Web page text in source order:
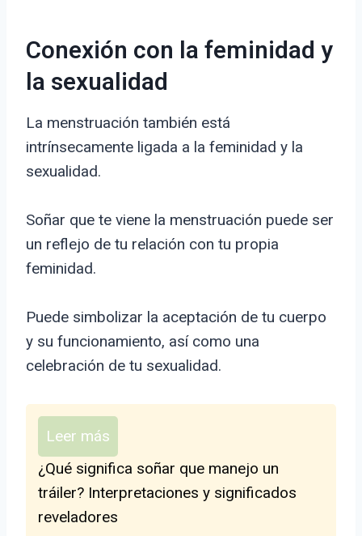
Conexión con la feminidad y
la sexualidad
La menstruación también está
intrínsecamente ligada a la feminidad y la
sexualidad.
Soñar que te viene la menstruación puede ser
un reflejo de tu relación con tu propia
feminidad.
Puede simbolizar la aceptación de tu cuerpo
y su funcionamiento, así como una
celebración de tu sexualidad.
Leer más
¿Qué significa soñar que manejo un
tráiler? Interpretaciones y significados
reveladores